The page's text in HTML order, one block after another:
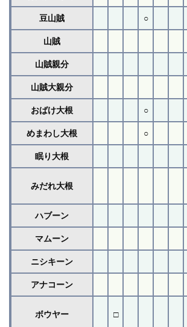
豆山賊 ○
山賊
山賊親分
山賊大親分
おばけ大根 ○
めまわし大根 ○
眠り大根
みだれ大根
ハブーン
マムーン
ニシキーン
アナコーン
ボウヤー □